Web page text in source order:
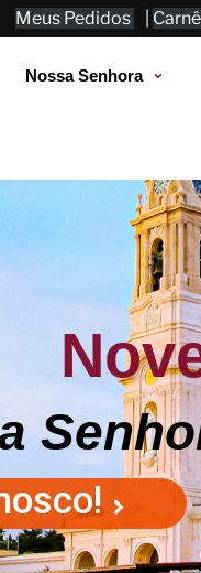
Meus Pedidos
Nossa Senhora